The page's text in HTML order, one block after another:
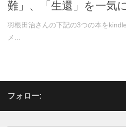
難」、「生還」を一気
羽根田治さんの下記の3つの本を
メ...
フォロー: